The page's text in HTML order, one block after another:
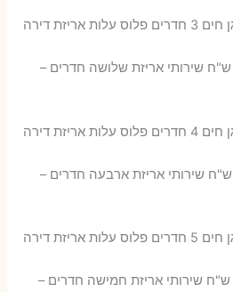
כמה תעלה הובלה דירה בגן חים 3 חדרים פלוס עלות אריזת דירה
במחיר מבצע 1460-2200 ש"ח שירותי אריזת שלושה חדרים –
כמה תעלה הובלה דירה בגן חים 4 חדרים פלוס עלות אריזת דירה
במחיר מבצע 1700-3390 ש"ח שירותי אריזת ארבעה חדרים –
כמה תעלה הובלה דירה בגן חים 5 חדרים פלוס עלות אריזת דירה
במחיר מבצע 2200-4470 ש"ח שירותי אריזת חמישה חדרים –